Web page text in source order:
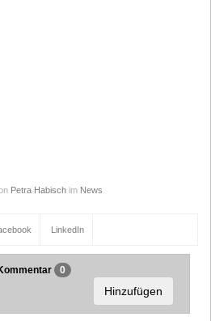
Petra Habisch im News
LinkedIn
0
Hinzufügen